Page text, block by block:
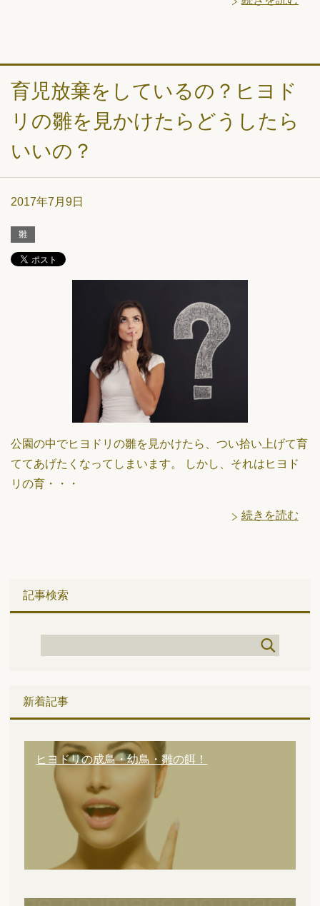
育児放棄をしているの？ヒヨド
リの雛を見かけたらどうしたら
いいの？
2017年7月9日
雛
公園の中でヒヨドリの雛を見かけたら、つい拾い上げて育
ててあげたくなってしまいます。 しかし、それはヒヨド
リの育・・・
続きを読む
記事検索
新着記事
ヒヨドリの成鳥・幼鳥・雛の餌！